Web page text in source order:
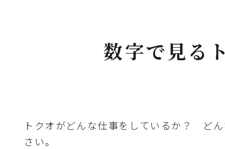
数字で見る
トクオがどんな仕事をしているか？ ど
さい。